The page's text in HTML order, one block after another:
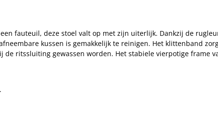
fauteuil, deze stoel valt op met zijn uiterlijk. Dankzij de
kussen is gemakkelijk te reinigen. Het klittenband
ritssluiting gewassen worden. Het stabiele vierpotige frame